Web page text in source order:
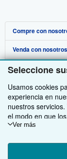
Seleccione
Usamos cookies
experiencia en
nuestros
el modo en que
ejemplo, midiendo
para mostrar
rendimiento de
Ver más
Compre con
Búsqueda avanzada
Colecciones
Mi cuenta
Mis pedidos
Ver carrito
Venda con nosotros
Comenzar a vender
Únase a nuestro
Recomiende un
Sobre nosotros
Sobre IberLibro
Medios
Empleo
Política de
Obtener Ayuda
Preguntas
Atención al Cliente
Otras compañías
AbeBooks.com
AbeBooks.co.uk
Siga a IberLibro